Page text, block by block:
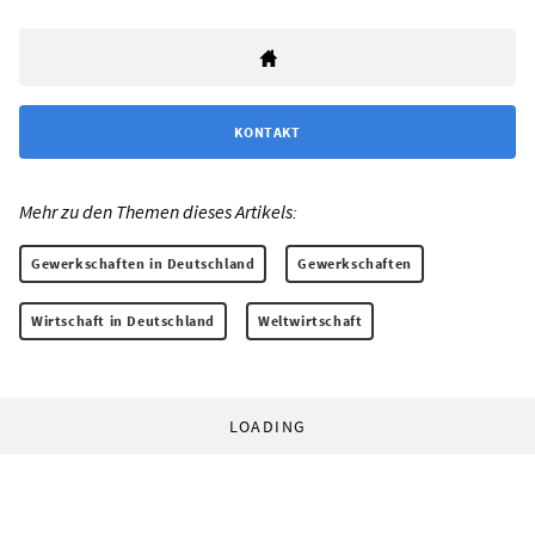
KONTAKT
Mehr zu den Themen dieses Artikels:
Gewerkschaften in Deutschland Gewerkschaften
Wirtschaft in Deutschland Weltwirtschaft
LOADING